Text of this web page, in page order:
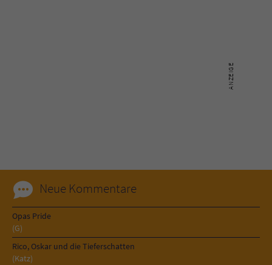
Neue Kommentare
Opas Pride
(G)
Rico, Oskar und die Tieferschatten
(Katz)